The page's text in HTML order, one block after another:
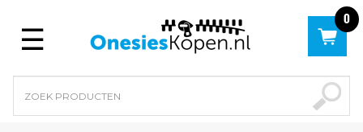
Menu
0